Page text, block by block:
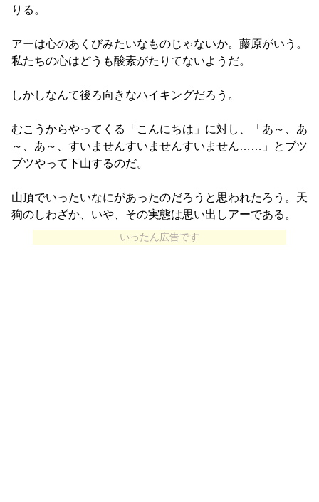
りる。
アーは心のあくびみたいなものじゃないか。藤原がいう。
私たちの心はどうも酸素がたりてないようだ。
しかしなんて後ろ向きなハイキングだろう。
むこうからやってくる「こんにちは」に対し、「あ～、あ
～、あ～、すいませんすいませんすいません……」とブツ
ブツやって下山するのだ。
山頂でいったいなにがあったのだろうと思われたろう。天
狗のしわざか、いや、その実態は思い出しアーである。
いったん広告です